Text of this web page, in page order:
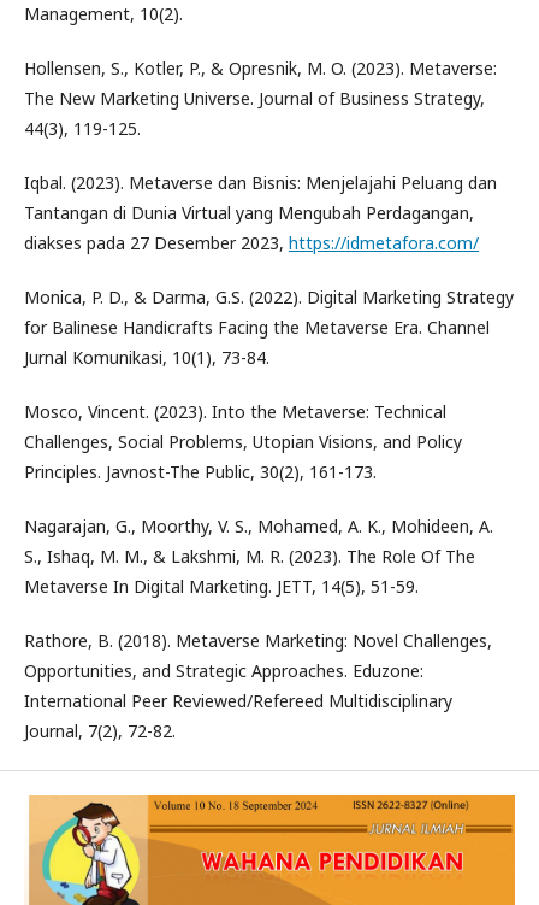
Management, 10(2).
Hollensen, S., Kotler, P., & Opresnik, M. O. (2023). Metaverse:
The New Marketing Universe. Journal of Business Strategy,
44(3), 119-125.
Iqbal. (2023). Metaverse dan Bisnis: Menjelajahi Peluang dan
Tantangan di Dunia Virtual yang Mengubah Perdagangan,
diakses pada 27 Desember 2023, https://idmetafora.com/
Monica, P. D., & Darma, G.S. (2022). Digital Marketing Strategy
for Balinese Handicrafts Facing the Metaverse Era. Channel
Jurnal Komunikasi, 10(1), 73-84.
Mosco, Vincent. (2023). Into the Metaverse: Technical
Challenges, Social Problems, Utopian Visions, and Policy
Principles. Javnost-The Public, 30(2), 161-173.
Nagarajan, G., Moorthy, V. S., Mohamed, A. K., Mohideen, A.
S., Ishaq, M. M., & Lakshmi, M. R. (2023). The Role Of The
Metaverse In Digital Marketing. JETT, 14(5), 51-59.
Rathore, B. (2018). Metaverse Marketing: Novel Challenges,
Opportunities, and Strategic Approaches. Eduzone:
International Peer Reviewed/Refereed Multidisciplinary
Journal, 7(2), 72-82.